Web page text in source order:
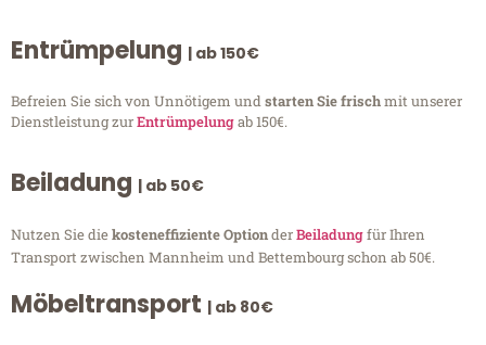
Entrümpelung | ab 150€
Befreien Sie sich von Unnötigem undstarten Sie frischmit unserer
Dienstleistung zurEntrümpelungab 150€.
Beiladung | ab 50€
Nutzen Sie diekosteneffiziente OptionderBeiladungfür Ihren
Transport zwischen Mannheim und Bettembourg schon ab 50€.
Möbeltransport | ab 80€